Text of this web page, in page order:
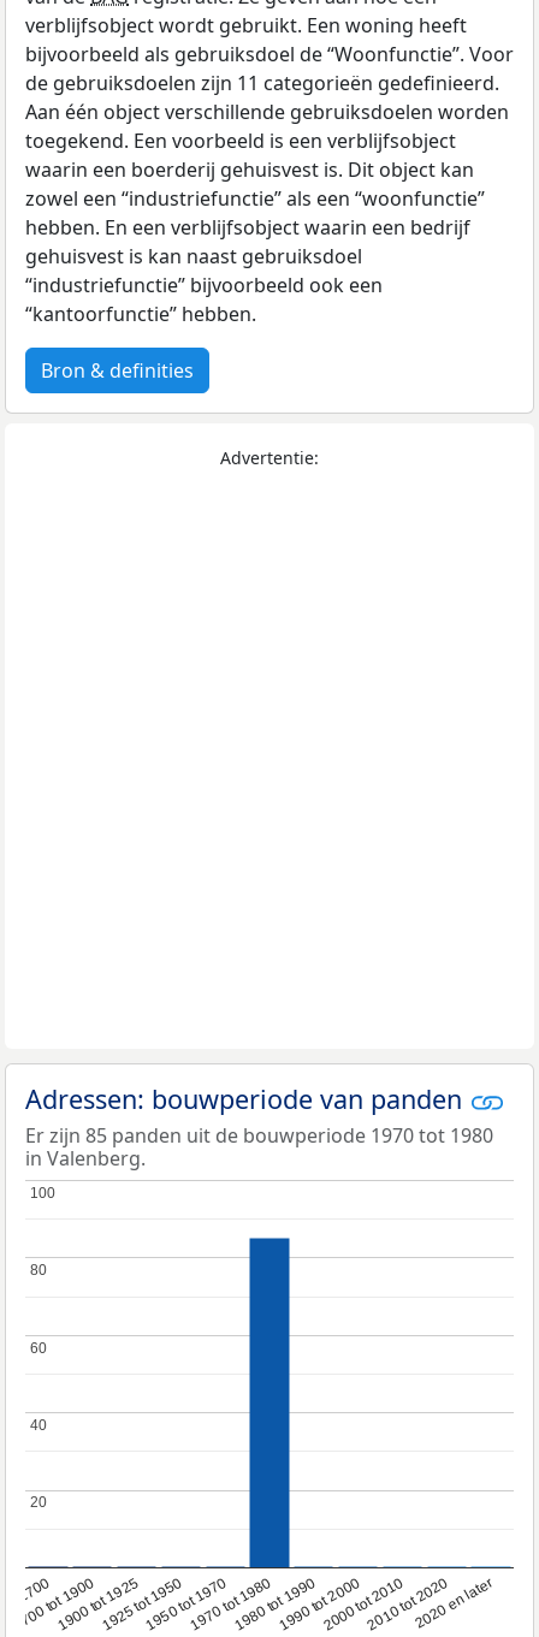
verblijfsobject wordt gebruikt. Een woning heeft
bijvoorbeeld als gebruiksdoel de “Woonfunctie”. Voor
de gebruiksdoelen zijn 11 categorieën gedefinieerd.
Aan één object verschillende gebruiksdoelen worden
toegekend. Een voorbeeld is een verblijfsobject
waarin een boerderij gehuisvest is. Dit object kan
zowel een “industriefunctie” als een “woonfunctie”
hebben. En een verblijfsobject waarin een bedrijf
gehuisvest is kan naast gebruiksdoel
“industriefunctie” bijvoorbeeld ook een
“kantoorfunctie” hebben.
Bron & definities
Advertentie:
Adressen: bouwperiode van panden
Er zijn 85 panden uit de bouwperiode 1970 tot 1980
in Valenberg.
1700
1700 tot 1900
1900 tot 19251925 tot 19501950 tot 19701970 tot 19801980 tot 19901990 tot 20002000 tot 20102010 tot 20202020 en later
20
20
40
40
60
60
80
80
100
100